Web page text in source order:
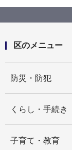
区のメニュー
防災・防犯
くらし・手続き
子育て・教育